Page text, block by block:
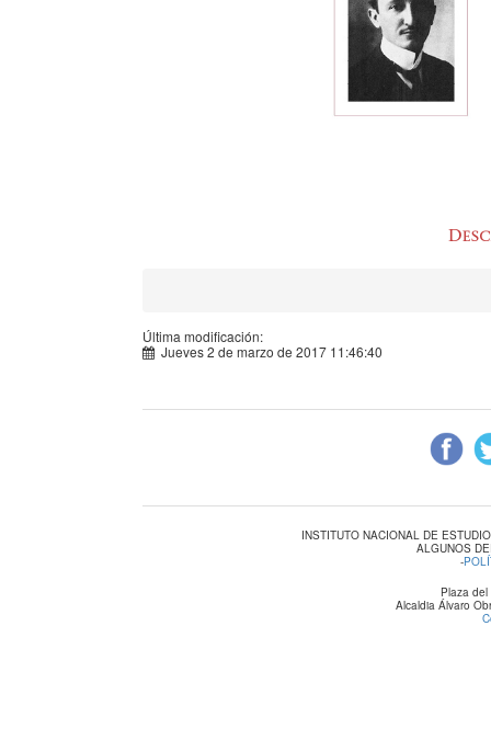
Última modificación:
Jueves 2 de marzo de 2017 11:46:40
INSTITUTO NACIONAL DE
ALGUNOS
-
Plaza
Alcaldia Álvaro